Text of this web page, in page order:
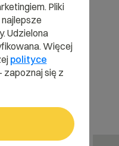
Pliki
Udzielona
Więcej
polityce
zapoznaj się z